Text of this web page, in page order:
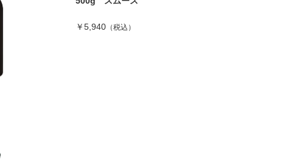
￥5,940 （税込）